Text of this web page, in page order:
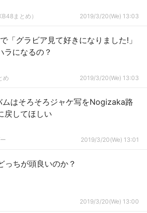
まとめ） 2019/3/20(We) 13:03
「グラビア見て好きになりました!」
ラになるの？
め 2019/3/20(We) 13:03
ムはそろそろジャケ写をNogizaka路
戻してほしい
2019/3/20(We) 13:01
っちが頭良いのか？
2019/3/20(We) 13:00